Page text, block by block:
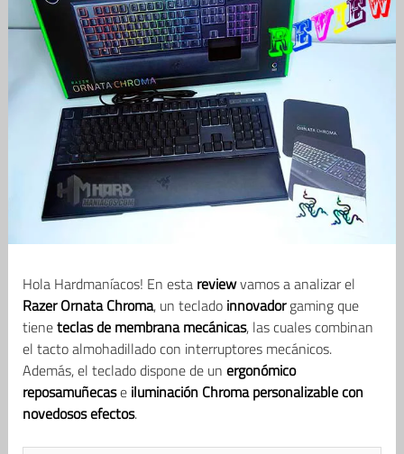
Hola Hardmaníacos! En esta reviewvamos a analizar el
Razer Ornata Chroma, un teclado innovadorgaming que
tieneteclas de membrana mecánicas, las cuales combinan
el tacto almohadillado con interruptores mecánicos.
Además, el teclado dispone de un ergonómico
reposamuñecase iluminación Chroma personalizable con
novedosos efectos.